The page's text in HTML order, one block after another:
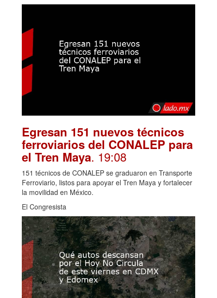
Egresan 151 nuevos técnicos
ferroviarios del CONALEP para
el Tren Maya. 19:08
151 técnicos de CONALEP se graduaron en Transporte
Ferroviario, listos para apoyar el Tren Maya y fortalecer
la movilidad en México.
El Congresista